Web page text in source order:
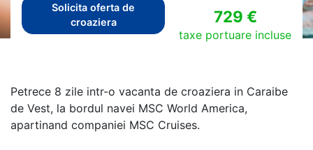
Solicita oferta de
croaziera
729 €
taxe portuare incluse
Petrece 8 zile intr-o vacanta de croaziera in Caraibe
de Vest, la bordul navei MSC World America,
apartinand companiei MSC Cruises.